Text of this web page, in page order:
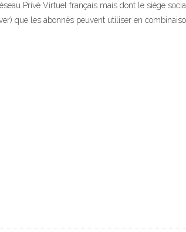
Privé Virtuel français mais dont le siège
que les abonnés peuvent utiliser en